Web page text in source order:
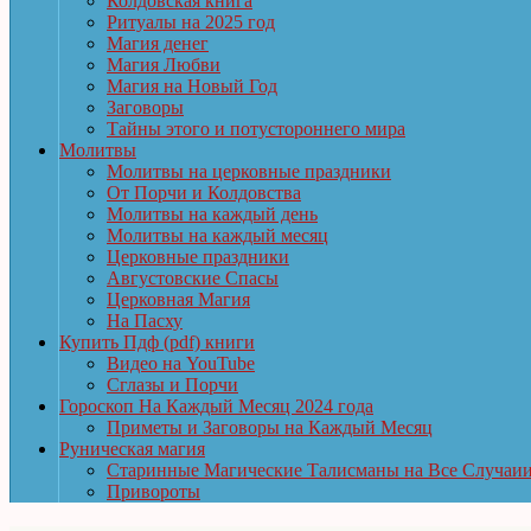
Ритуалы на 2025 год
Магия денег
Магия Любви
Магия на Новый Год
Заговоры
Тайны этого и потустороннего мира
Молитвы
Молитвы на церковные праздники
От Порчи и Колдовства
Молитвы на каждый день
Молитвы на каждый месяц
Церковные праздники
Августовские Спасы
Церковная Магия
На Пасху
Купить Пдф (pdf) книги
Видео на YouTube
Сглазы и Порчи
Гороскоп На Каждый Месяц 2024 года
Приметы и Заговоры на Каждый Месяц
Руническая магия
Старинные Магические Талисманы на Все
Привороты